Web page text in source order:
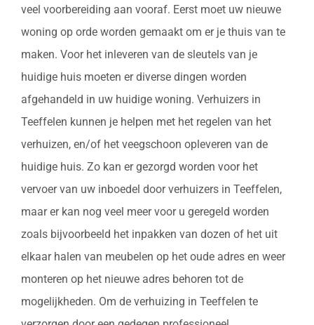
veel voorbereiding aan vooraf. Eerst moet uw nieuwe
woning op orde worden gemaakt om er je thuis van te
maken. Voor het inleveren van de sleutels van je
huidige huis moeten er diverse dingen worden
afgehandeld in uw huidige woning. Verhuizers in
Teeffelen kunnen je helpen met het regelen van het
verhuizen, en/of het veegschoon opleveren van de
huidige huis. Zo kan er gezorgd worden voor het
vervoer van uw inboedel door verhuizers in Teeffelen,
maar er kan nog veel meer voor u geregeld worden
zoals bijvoorbeeld het inpakken van dozen of het uit
elkaar halen van meubelen op het oude adres en weer
monteren op het nieuwe adres behoren tot de
mogelijkheden. Om de verhuizing in Teeffelen te